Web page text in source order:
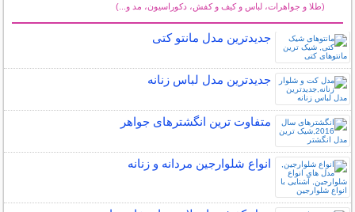
(طلا و جواهرات، لباس و کیف و کفش، دکوراسیون، مد و...)
جدیدترین مدل مانتو کتی
جدیدترین مدل لباس زنانه
متفاوت ترین انگشترهای جواهر
انواع شلوارجین مردانه و زنانه